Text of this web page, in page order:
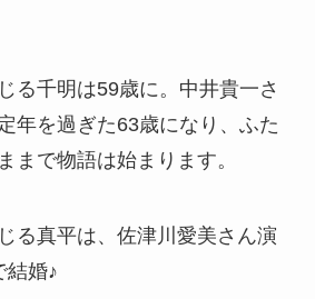
る千明は59歳に。中井貴一さ
年を過ぎた63歳になり、ふた
まで物語は始まります。
る真平は、佐津川愛美さん演
結婚♪